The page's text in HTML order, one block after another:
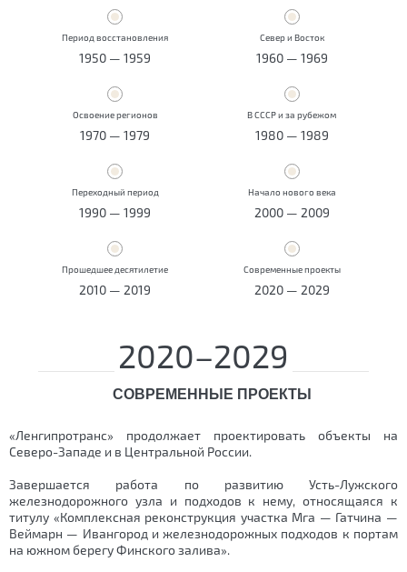
1950 — 1959
Период восстановления Север и Восток
1960 — 1969
1970 — 1979
Освоение регионов В СССР и за рубежом
1980 — 1989
1990 — 1999
Переходный период Начало нового века
2000 — 2009
2010 — 2019
Прошедшее десятилетие Современные проекты
2020 — 2029
2020–2029
СОВРЕМЕННЫЕ ПРОЕКТЫ
«Ленгипротранс» продолжает проектировать объекты на
Северо-Западе и в Центральной России.
Завершается работа по развитию Усть-Лужского
железнодорожного узла и подходов к нему, относящаяся к
титулу «Комплексная реконструкция участка Мга — Гатчина —
Веймарн — Ивангород и железнодорожных подходов к портам
на южном берегу Финского залива».